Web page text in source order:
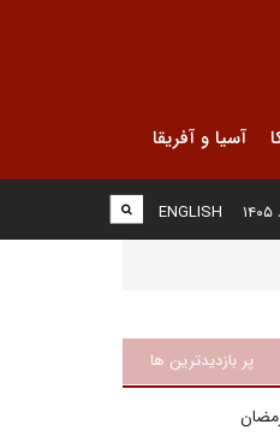
آسیا و آفریقا
ENGLISH
پر بازدیدترین ها